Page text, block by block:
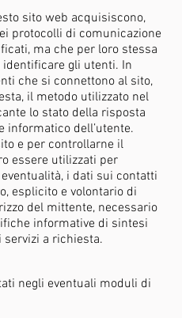
sito web acquisiscono,
protocolli di comunicazione
ma che per loro stessa
gli utenti. In
che si connettono al sito,
il metodo utilizzato nel
lo stato della risposta
informatico dell’utente.
e per controllarne il
essere utilizzati per
i dati sui contatti
esplicito e volontario di
del mittente, necessario
informative di sintesi
a richiesta.
negli eventuali moduli di